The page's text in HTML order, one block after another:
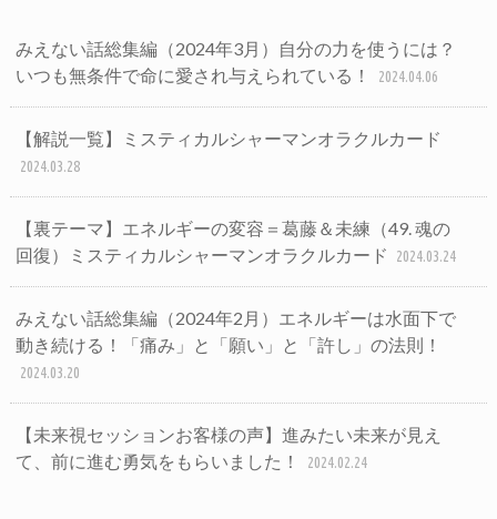
みえない話総集編（2024年3月）自分の力を使うには？
いつも無条件で命に愛され与えられている！
2024.04.06
【解説一覧】ミスティカルシャーマンオラクルカード
2024.03.28
【裏テーマ】エネルギーの変容＝葛藤＆未練（49. 魂の
回復）ミスティカルシャーマンオラクルカード
2024.03.24
みえない話総集編（2024年2月）エネルギーは水面下で
動き続ける！「痛み」と「願い」と「許し」の法則！
2024.03.20
【未来視セッションお客様の声】進みたい未来が見え
て、前に進む勇気をもらいました！
2024.02.24